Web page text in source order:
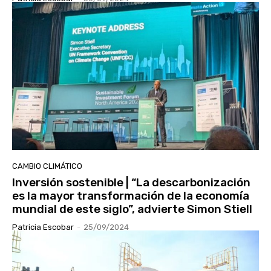
CAMBIO CLIMÁTICO
Inversión sostenible | “La descarbonización
es la mayor transformación de la economía
mundial de este siglo”, advierte Simon Stiell
Patricia Escobar - 25/09/2024